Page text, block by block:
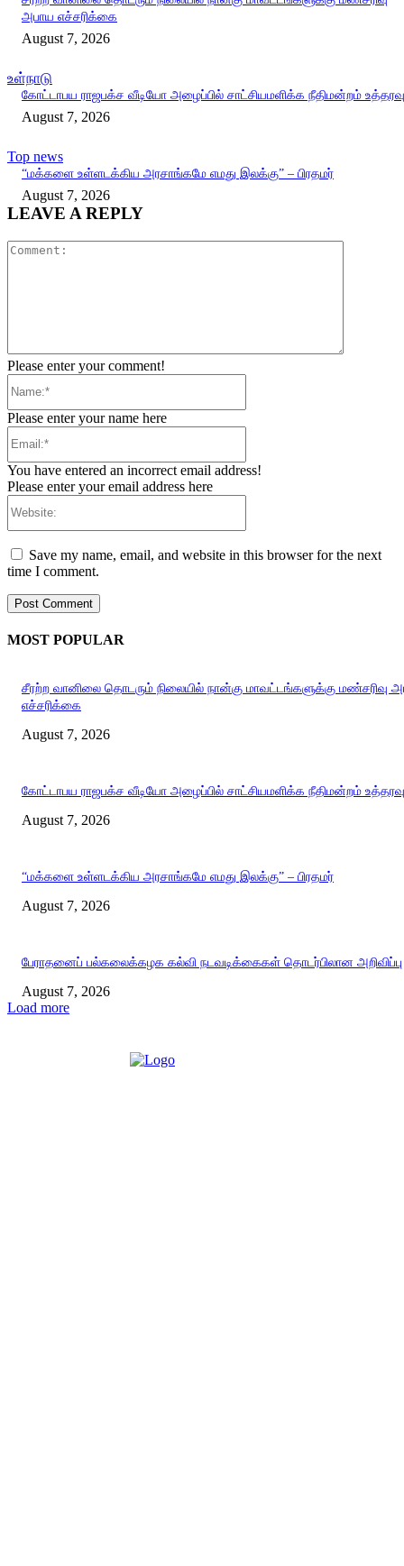
அபாய எச்சரிக்கை
August 7, 2026
உள்நாடு
கோட்டாபய ராஜபக்ச வீடியோ அழைப்பில் சாட்சியமளிக்க நீதிமன்றம் உத்தரவு
August 7, 2026
Top news
“மக்களை உள்ளடக்கிய அரசாங்கமே எமது இலக்கு” – பிரதமர்
August 7, 2026
LEAVE A REPLY
Please enter your comment!
Please enter your name here
You have entered an incorrect email address!
Please enter your email address here
Save my name, email, and website in this browser for the next
time I comment.
MOST POPULAR
சீரற்ற வானிலை தொடரும் நிலையில் நான்கு மாவட்டங்களுக்கு மண்சரிவு
எச்சரிக்கை
August 7, 2026
கோட்டாபய ராஜபக்ச வீடியோ அழைப்பில் சாட்சியமளிக்க நீதிமன்றம் உத்தரவு
August 7, 2026
“மக்களை உள்ளடக்கிய அரசாங்கமே எமது இலக்கு” – பிரதமர்
August 7, 2026
பேராதனைப் பல்கலைக்கழக கல்வி நடவடிக்கைகள் தொடர்பிலான அறிவிப்பு
August 7, 2026
Load more